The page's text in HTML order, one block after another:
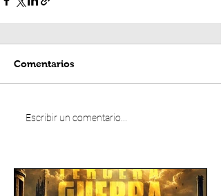
Comentarios
Escribir un comentario...